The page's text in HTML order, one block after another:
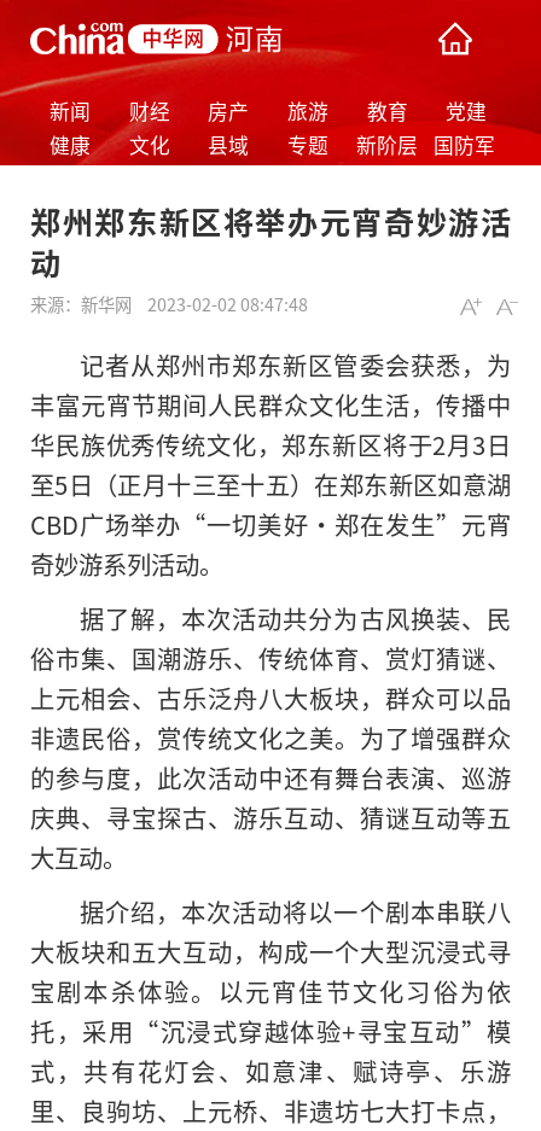
新闻 财经 房产 旅游 教育
党建
健康
文化 县域 专题 新阶层
国防军
郑州郑东新区将举办元宵奇妙游活
动
来源： 新华网 2023-02-02 08:47:48
记者从郑州市郑东新区管委会获悉，为
丰富元宵节期间人民群众文化生活，传播中
华民族优秀传统文化，郑东新区将于2月3日
至5日（正月十三至十五）在郑东新区如意湖
CBD广场举办“一切美好·郑在发生”元宵
奇妙游系列活动。
据了解，本次活动共分为古风换装、民
俗市集、国潮游乐、传统体育、赏灯猜谜、
上元相会、古乐泛舟八大板块，群众可以品
非遗民俗，赏传统文化之美。为了增强群众
的参与度，此次活动中还有舞台表演、巡游
庆典、寻宝探古、游乐互动、猜谜互动等五
大互动。
据介绍，本次活动将以一个剧本串联八
大板块和五大互动，构成一个大型沉浸式寻
宝剧本杀体验。以元宵佳节文化习俗为依
托，采用“沉浸式穿越体验+寻宝互动”模
式，共有花灯会、如意津、赋诗亭、乐游
里、良驹坊、上元桥、非遗坊七大打卡点，